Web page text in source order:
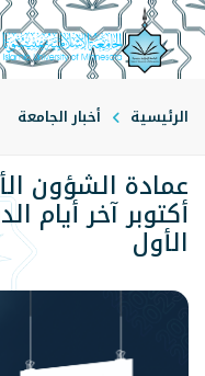
الرئيسية أخبار الجامعة
عمادة الشؤون
أكتوبر آخر أيام
الأول